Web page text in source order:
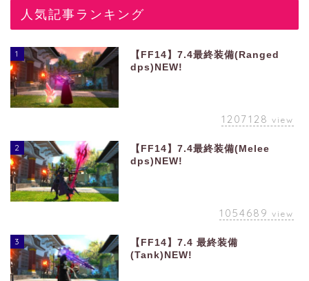
人気記事ランキング
1
【FF14】7.4最終装備(Ranged
dps)NEW!
1207128 view
2
【FF14】7.4最終装備(Melee
dps)NEW!
1054689 view
3
【FF14】7.4 最終装備
(Tank)NEW!